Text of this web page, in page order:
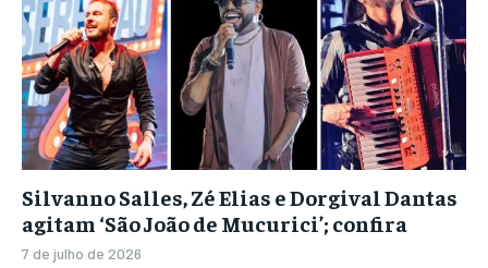
Silvanno Salles, Zé Elias e Dorgival Dantas
agitam ‘São João de Mucurici’; confira
7 de julho de 2026